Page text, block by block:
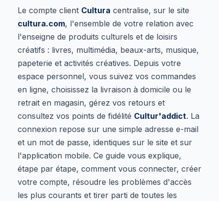
Le compte client Cultura centralise, sur le site
cultura.com, l'ensemble de votre relation avec
l'enseigne de produits culturels et de loisirs
créatifs : livres, multimédia, beaux-arts, musique,
papeterie et activités créatives. Depuis votre
espace personnel, vous suivez vos commandes
en ligne, choisissez la livraison à domicile ou le
retrait en magasin, gérez vos retours et
consultez vos points de fidélité Cultur'addict. La
connexion repose sur une simple adresse e-mail
et un mot de passe, identiques sur le site et sur
l'application mobile. Ce guide vous explique,
étape par étape, comment vous connecter, créer
votre compte, résoudre les problèmes d'accès
les plus courants et tirer parti de toutes les